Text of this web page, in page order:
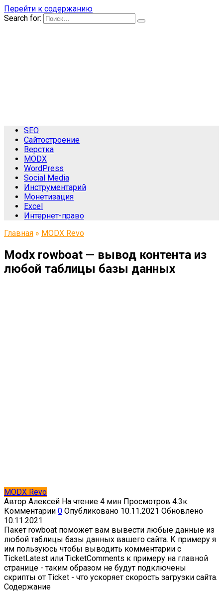
Перейти к содержанию
Search for:
SEO
Сайтостроение
Верстка
MODX
WordPress
Social Media
Инструментарий
Монетизация
Excel
Интернет-право
Главная » MODX Revo
Modx rowboat — вывод контента из
любой таблицы базы данных
MODX Revo
Автор Алексей На чтение 4 мин Просмотров 4.3к.
Комментарии 0 Опубликовано 10.11.2021 Обновлено
10.11.2021
Пакет rowboat поможет вам вывести любые данные из
любой таблицы базы данных вашего сайта. К примеру я
им пользуюсь чтобы выводить комментарии с
TicketLatest или TicketComments к примеру на главной
странице - таким образом не будут подключены
скрипты от Ticket - что ускоряет скорость загрузки сайта.
Содержание